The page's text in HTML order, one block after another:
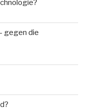
gegen die